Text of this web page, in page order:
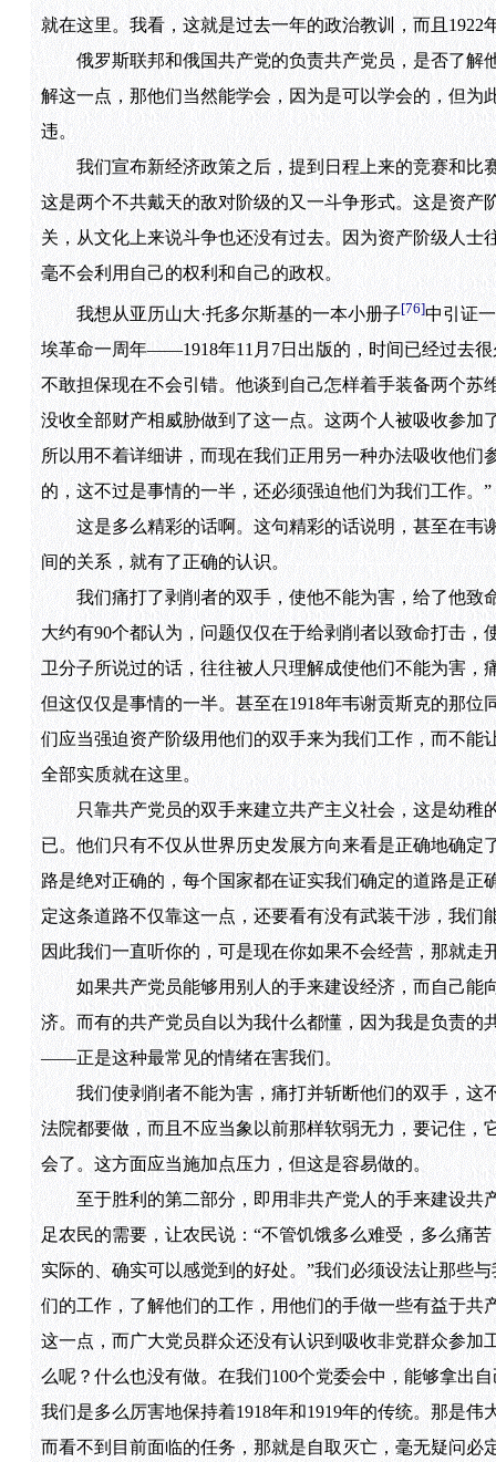
就在这里。我看，这就是过去一年的政治教训，而且1922
俄罗斯联邦和俄国共产党的负责共产党员，是否了解
解这一点，那他们当然能学会，因为是可以学会的，但
违。
我们宣布新经济政策之后，提到日程上来的竞赛和比
这是两个不共戴天的敌对阶级的又一斗争形式。这是资
关，从文化上来说斗争也还没有过去。因为资产阶级人
毫不会利用自己的权利和自己的政权。
我想从亚历山大·托多尔斯基的一本小册子[76]中引证
埃革命一周年——1918年11月7日出版的，时间已经过去
不敢担保现在不会引错。他谈到自己怎样着手装备两个
没收全部财产相威胁做到了这一点。这两个人被吸收参加
所以用不着详细讲，而现在我们正用另一种办法吸收他
的，这不过是事情的一半，还必须强迫他们为我们工作。”
这是多么精彩的话啊。这句精彩的话说明，甚至在韦
间的关系，就有了正确的认识。
我们痛打了剥削者的双手，使他不能为害，给了他致
大约有90个都认为，问题仅仅在于给剥削者以致命打击
卫分子所说过的话，往往被人只理解成使他们不能为害
但这仅仅是事情的一半。甚至在1918年韦谢贡斯克的那
们应当强迫资产阶级用他们的双手来为我们工作，而不
全部实质就在这里。
只靠共产党员的双手来建立共产主义社会，这是幼稚
已。他们只有不仅从世界历史发展方向来看是正确地确
路是绝对正确的，每个国家都在证实我们确定的道路是
定这条道路不仅靠这一点，还要看有没有武装干涉，我
因此我们一直听你的，可是现在你如果不会经营，那就走
如果共产党员能够用别人的手来建设经济，而自己能
济。而有的共产党员自以为我什么都懂，因为我是负责
——正是这种最常见的情绪在害我们。
我们使剥削者不能为害，痛打并斩断他们的双手，这
法院都要做，而且不应当象以前那样软弱无力，要记住
会了。这方面应当施加点压力，但这是容易做的。
至于胜利的第二部分，即用非共产党人的手来建设共
足农民的需要，让农民说：“不管饥饿多么难受，多么痛
实际的、确实可以感觉到的好处。”我们必须设法让那些
们的工作，了解他们的工作，用他们的手做一些有益于
这一点，而广大党员群众还没有认识到吸收非党群众参
么呢？什么也没有做。在我们100个党委会中，能够拿出
我们是多么厉害地保持着1918年和1919年的传统。那是
而看不到目前面临的任务，那就是自取灭亡，毫无疑问